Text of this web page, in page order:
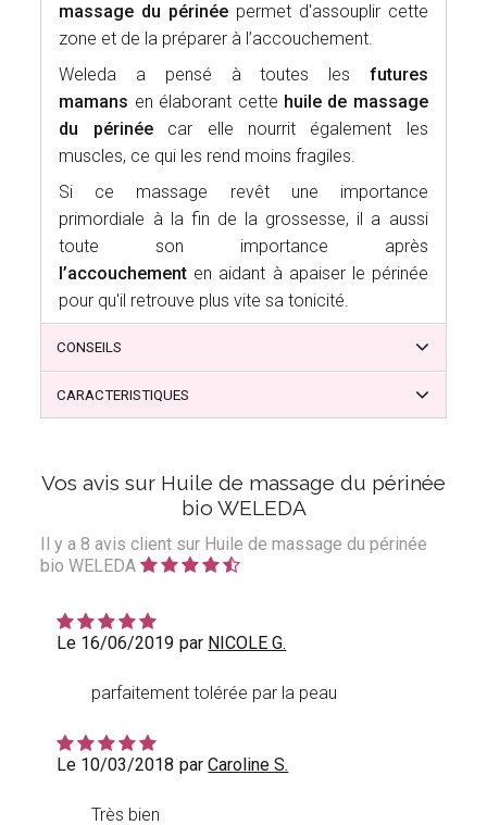
massage du périnée permet d'assouplir cette
zone et de la préparer à l’accouchement.
Weleda a pensé à toutes les futures
mamans en élaborant cette huile de massage
du périnéecar elle nourrit également les
muscles, ce qui les rend moins fragiles.
Si ce massage revêt une importance
primordiale à la fin de la grossesse, il a aussi
toute son importance après
l’accouchement en aidant à apaiser le périnée
pour qu'il retrouve plus vite sa tonicité.
CONSEILS
CARACTERISTIQUES
Vos avis sur Huile de massage du périnée
bio WELEDA
Il y a8 avis client sur Huile de massage du périnée
bio WELEDA
Le 16/06/2019 par NICOLE G.
parfaitement tolérée par la peau
Le 10/03/2018 parCaroline S.
Très bien